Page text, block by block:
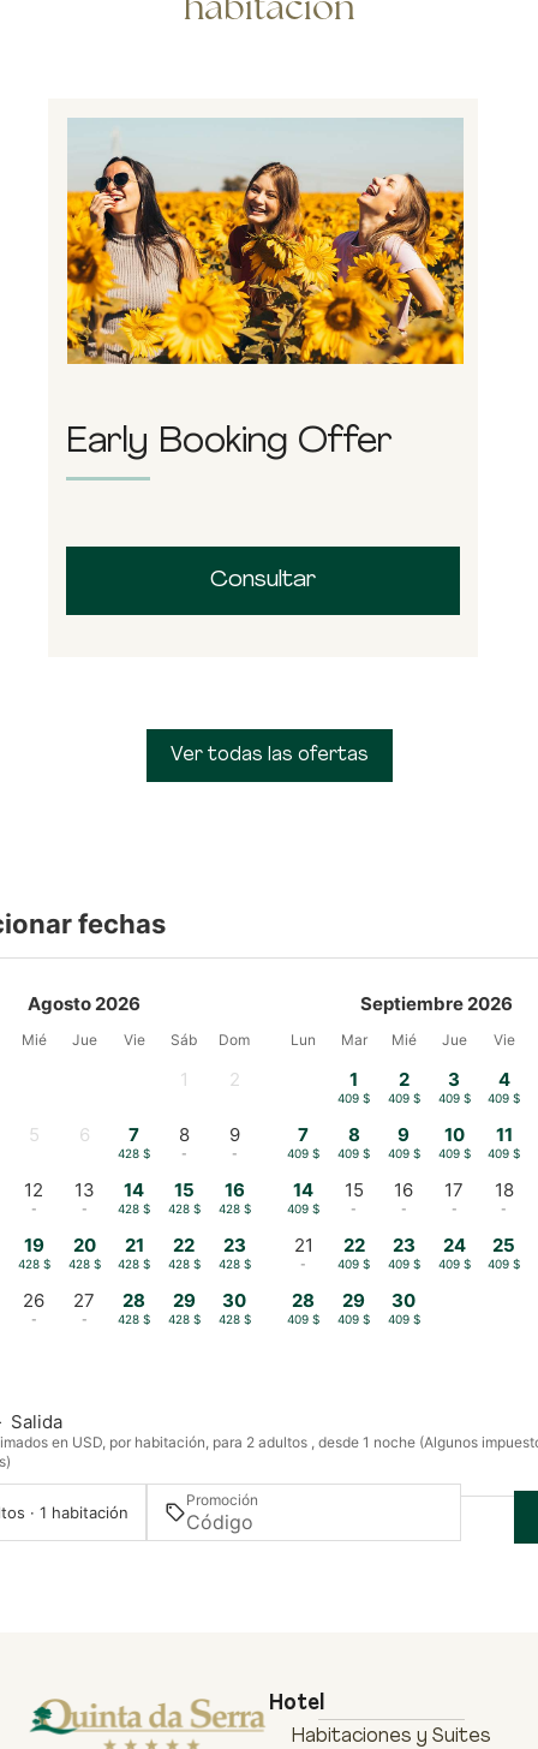
Early Booking Offer
Consultar
Ver todas las ofertas
fechas
Agosto 2026
Mié Jue Vie Sáb Dom
1 2
5 6 7
428 $
8
-
9
-
12
-
13
-
14
428 $
15
428 $
16
428 $
19
428 $
20
428 $
21
428 $
22
428 $
23
428 $
26
-
27
-
28
428 $
29
428 $
30
428 $
Septiembre 2026
Lun Mar Mié Jue Vie
1
409 $
2
409 $
3
409 $
4
409 $
7
409 $
8
409 $
9
409 $
10
409 $
11
409 $
14
409 $
15
-
16
-
17
-
18
-
21
-
22
409 $
23
409 $
24
409 $
25
409 $
28
409 $
29
409 $
30
409 $
Salida
en USD, por habitación, para 2 adultos , desde 1 noche (Algunos
· 1 habitación
Promoción
Hotel
Habitaciones y Suites